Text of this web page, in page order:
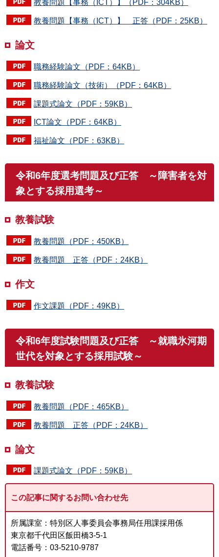
教養問題【事務（ICT）】（PDF：304KB）
教養問題【事務（ICT）】 正答（PDF：25KB）
論文
職務経験論文（PDF：64KB）
職務経験論文（技術）（PDF：64KB）
課題式論文（PDF：59KB）
ICT論文（PDF：64KB）
福祉論文（PDF：63KB）
令和6年度選考問題及び正答 ～障害者を対
象とする採用選考～
教養試験
教養問題（PDF：450KB）
教養問題 正答（PDF：24KB）
作文
作文課題（PDF：49KB）
令和6年度試験問題及び正答 ～就職氷河期
世代を対象とする採用試験～
教養試験
教養問題（PDF：465KB）
教養問題 正答（PDF：24KB）
論文
課題式論文（PDF：59KB）
この記事に関するお問い合わせ先
所属課室：特別区人事委員会事務局任用課採用係
東京都千代田区飯田橋3-5-1
電話番号：03-5210-9787